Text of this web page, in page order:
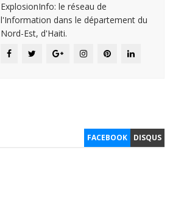
ExplosionInfo: le réseau de
l'Information dans le département du
Nord-Est, d'Haiti.
FACEBOOK DISQUS